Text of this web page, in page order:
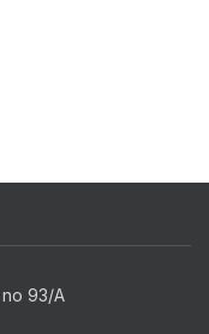
93/A